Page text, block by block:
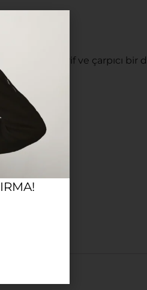
stilinize zarif ve çarpıcı bir
belgesi.